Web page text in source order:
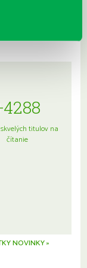
a etiketou
titulov na
čítanie
NOVINKY »